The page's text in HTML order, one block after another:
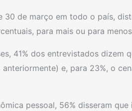
de março em todo o país,
para mais ou para
41% dos entrevistados dizem
e, para 23%, o
pessoal, 56% disseram que